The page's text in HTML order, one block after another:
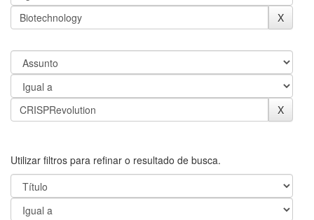
Utilizar filtros para refinar o resultado de busca.